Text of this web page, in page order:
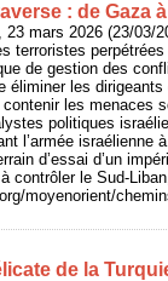
: de Gaza à
mars 2026 (23/03/
terroristes
de gestion des
éliminer les
les menaces
politiques
l’armée israélienne
d’essai d’un
contrôler le Sud-
moyenorient/
de la